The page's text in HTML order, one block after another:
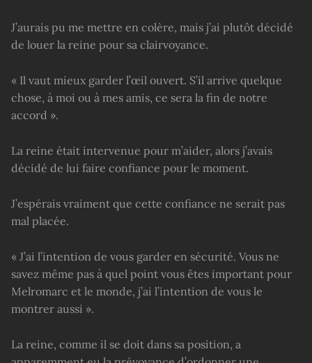
J’aurais pu me mettre en colère, mais j’ai plutôt décidé
de louer la reine pour sa clairvoyance.
« Il vaut mieux garder l’œil ouvert. S’il arrive quelque
chose, à moi ou à mes amis, ce sera la fin de notre
accord ».
La reine était intervenue pour m’aider, alors j’avais
décidé de lui faire confiance pour le moment.
J’espérais vraiment que cette confiance ne serait pas
mal placée.
« J’ai l’intention de vous garder en sécurité. Vous ne
savez même pas à quel point vous êtes important pour
Melromarc et le monde, j’ai l’intention de vous le
montrer aussi ».
La reine, comme il se doit dans sa position, a